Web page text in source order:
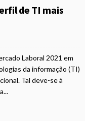
de TI mais
Laboral 2021 em
da informação (TI)
Tal deve-se à